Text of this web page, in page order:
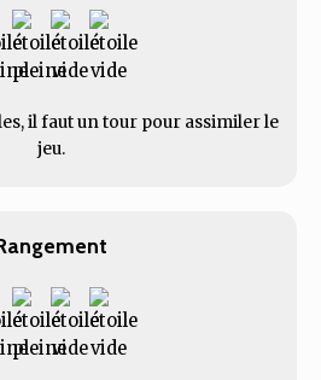
il faut un tour pour assimiler le
jeu.